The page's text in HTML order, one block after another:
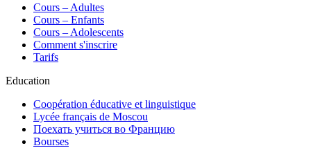
Сours – Adultes
Cours – Enfants
Cours – Adolescents
Comment s'inscrire
Tarifs
Education
Coopération éducative et linguistique
Lycée français de Moscou
Поехать учиться во Францию
Bourses